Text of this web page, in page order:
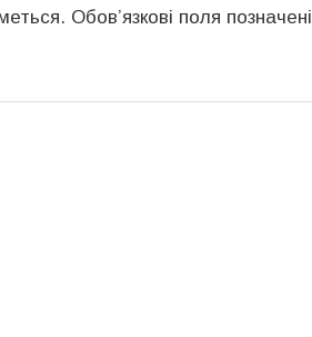
Обов’язкові поля позначені